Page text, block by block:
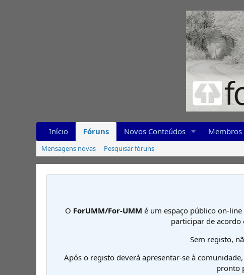
Início Fóruns Novos Conteúdos Membros
Mensagens novas Pesquisar fóruns
O ForUMM/For-UMM é um espaço público on-
participar de acordo
Sem registo,
Após o registo deverá apresentar-se à
pronto